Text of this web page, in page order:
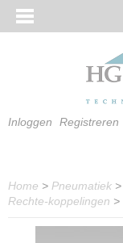
Inloggen Registreren
Home > Pneumatiek >
Rechte-koppelingen >